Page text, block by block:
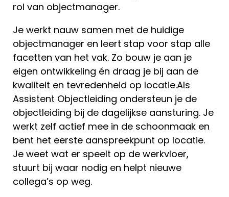
rol van objectmanager.
Je werkt nauw samen met de huidige
objectmanager en leert stap voor stap alle
facetten van het vak. Zo bouw je aan je
eigen ontwikkeling én draag je bij aan de
kwaliteit en tevredenheid op locatie.Als
Assistent Objectleiding ondersteun je de
objectleiding bij de dagelijkse aansturing. Je
werkt zelf actief mee in de schoonmaak en
bent het eerste aanspreekpunt op locatie.
Je weet wat er speelt op de werkvloer,
stuurt bij waar nodig en helpt nieuwe
collega’s op weg.